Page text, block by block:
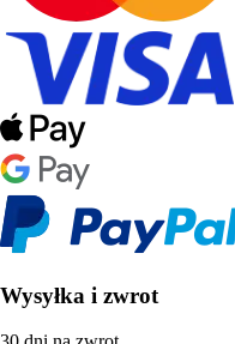
Wysyłka i zwrot